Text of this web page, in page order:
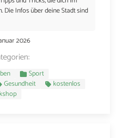
Die Infos über deine Stadt sind
2026
Sport
Gesundheit
kostenlos